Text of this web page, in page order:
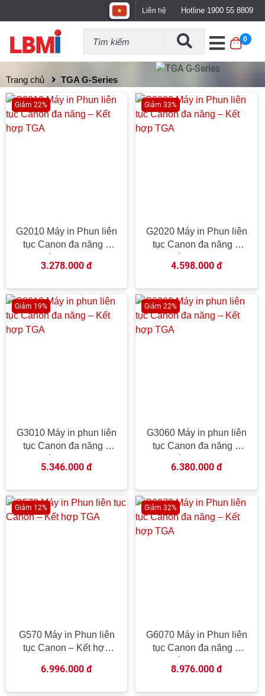
Liên hệ Hotline 1900 55 8809
0
Trang chủ TGA G-Series
Giảm 22%
G2010 Máy in Phun liên
tục Canon đa năng –
3.278.000 đ
Giảm 33%
G2020 Máy in Phun liên
tục Canon đa năng –
4.598.000 đ
Giảm 19%
G3010 Máy in phun liên
tục Canon đa năng –
5.346.000 đ
Giảm 22%
G3060 Máy in phun liên
tục Canon đa năng –
6.380.000 đ
Giảm 12%
G570 Máy in Phun liên
tục Canon – Kết hợp
6.996.000 đ
Giảm 32%
G6070 Máy in Phun liên
tục Canon đa năng –
8.976.000 đ